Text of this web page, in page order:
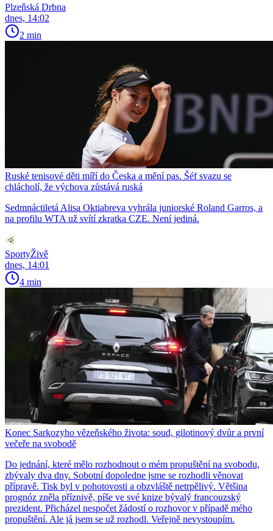
Plzeňská Drbna
dnes, 14:02
2 min
Ruské tenisové děti míří do Česka a mění pas. Šéf svazu se
chlácholí, že výchova zůstává ruská
Sedmnáctiletá Alisa Oktiabreva vyhrála juniorské Roland Garros, a
na profilu WTA už svítí zkratka CZE. Není jediná.
SportyŽivě
dnes, 14:01
4 min
Konec Sarkozyho vězeňského života: soud, gilotinový dvůr a první
večeře na svobodě
Do jednání, které mělo rozhodnout o mém propuštění na svobodu,
zbývaly dva dny. Sobotní dopoledne jsme se rozhodli věnovat
přípravě. Tisk byl v pohotovosti a obzvláště netrpělivý. Většina
prognóz zněla příznivě, píše ve své knize bývalý francouzský
prezident. Přicházel nespočet žádostí o rozhovor v případě mého
propuštění. Ale já jsem se už rozhodl. Veřejně nevystoupím.